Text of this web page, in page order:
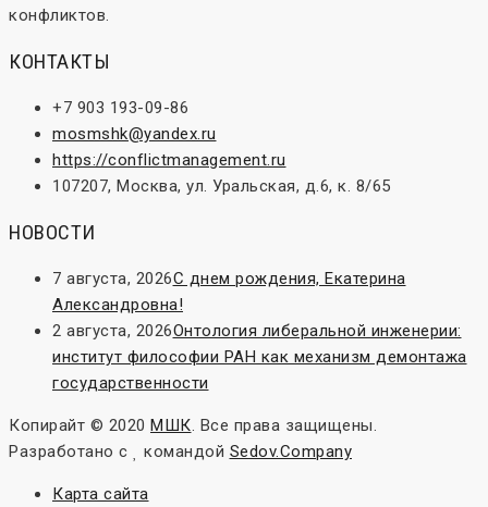
конфликтов.
КОНТАКТЫ
+7 903 193-09-86
mosmshk@yandex.ru
https://conflictmanagement.ru
107207, Москва, ул. Уральская, д.6, к. 8/65
НОВОСТИ
7 августа, 2026С днем рождения, Екатерина
Александровна!
2 августа, 2026Онтология либеральной инженерии:
институт философии РАН как механизм демонтажа
государственности
Копирайт © 2020 МШК. Все права защищены.
Разработано с
командой Sedov.Company
Карта сайта